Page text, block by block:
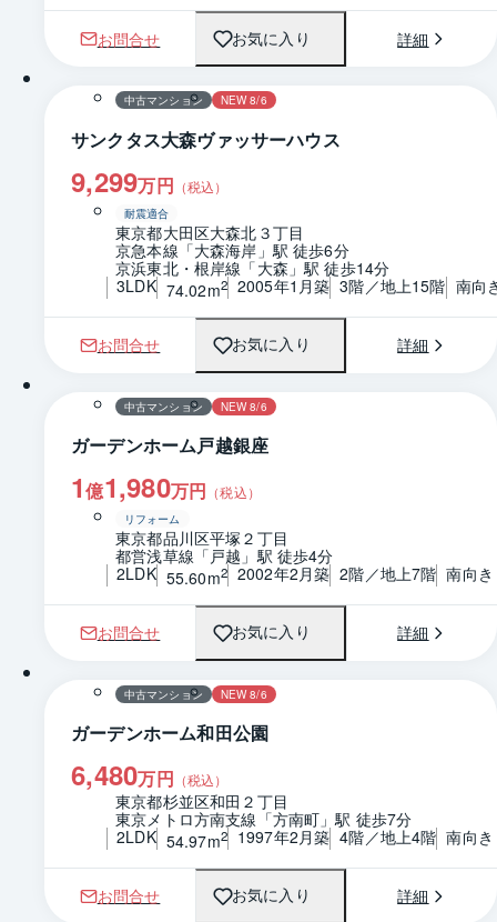
お問合せ お気に入り 詳細
1 / 0 間取り
中古マンション NEW 8/6
サンクタス大森ヴァッサーハウス
9,299万円 （税込）
耐震適合
東京都大田区大森北３丁目
京急本線「大森海岸」駅 徒歩6分
京浜東北・根岸線「大森」駅 徒歩14分
3LDK 74.02m2 2005年1月築 3階／地上15階 南向
お問合せ お気に入り 詳細
1 / 0 間取り
中古マンション NEW 8/6
ガーデンホーム戸越銀座
1億1,980万円 （税込）
リフォーム
東京都品川区平塚２丁目
都営浅草線「戸越」駅 徒歩4分
2LDK 55.60m2 2002年2月築 2階／地上7階 南向き
お問合せ お気に入り 詳細
1 / 0 間取り
中古マンション NEW 8/6
ガーデンホーム和田公園
6,480万円 （税込）
東京都杉並区和田２丁目
東京メトロ方南支線「方南町」駅 徒歩7分
2LDK 54.97m2 1997年2月築 4階／地上4階 南向き
お問合せ お気に入り 詳細
1 / 0 間取り